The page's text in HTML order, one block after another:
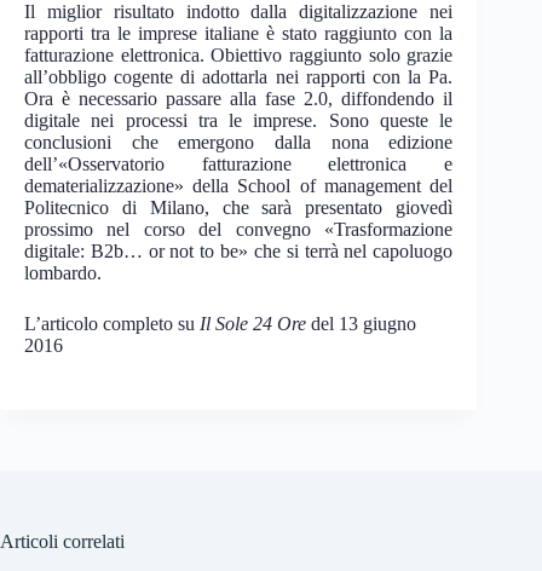
Il miglior risultato indotto dalla digitalizzazione nei
rapporti tra le imprese italiane è stato raggiunto con la
fatturazione elettronica. Obiettivo raggiunto solo grazie
all’obbligo cogente di adottarla nei rapporti con la Pa.
Ora è necessario passare alla fase 2.0, diffondendo il
digitale nei processi tra le imprese. Sono queste le
conclusioni che emergono dalla nona edizione
dell’«Osservatorio fatturazione elettronica e
dematerializzazione» della School of management del
Politecnico di Milano, che sarà presentato giovedì
prossimo nel corso del convegno «Trasformazione
digitale: B2b… or not to be» che si terrà nel capoluogo
lombardo.
L’articolo completo su Il Sole 24 Ore del 13 giugno
2016
Articoli correlati